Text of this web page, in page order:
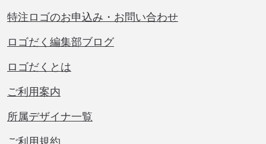
特注ロゴのお申込み・お問い合わせ
ロゴだく編集部ブログ
ロゴだくとは
ご利用案内
所属デザイナ一覧